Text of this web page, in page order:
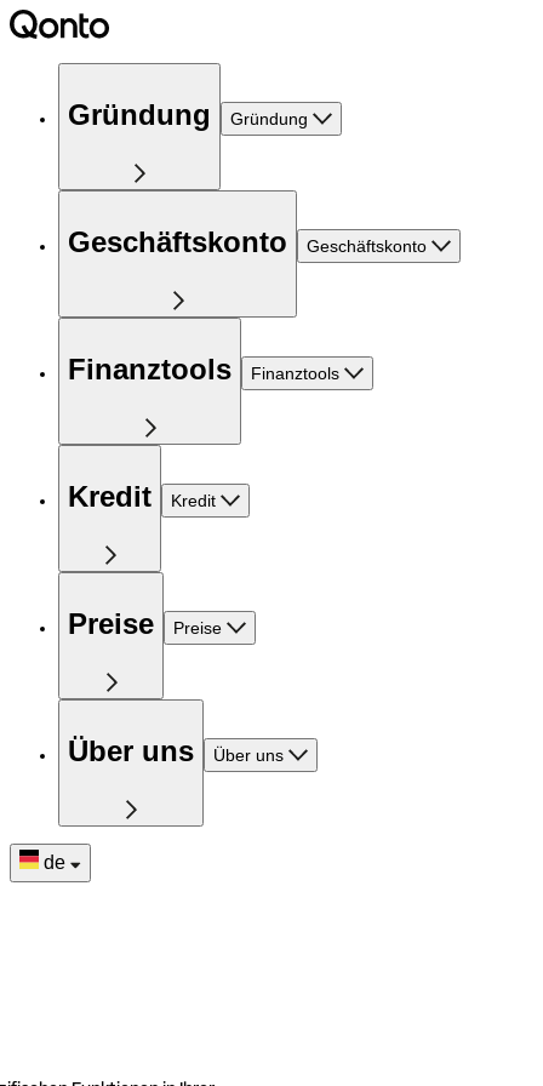
Gründung Gründung
Geschäftskonto Geschäftskonto
Finanztools Finanztools
Kredit Kredit
Preise Preise
Über uns Über uns
de